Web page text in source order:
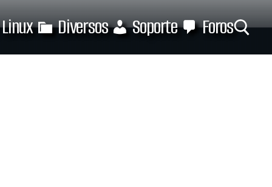
Linux Diversos Soporte Foros